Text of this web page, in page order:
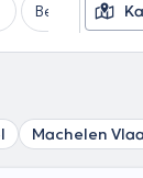
Machelen